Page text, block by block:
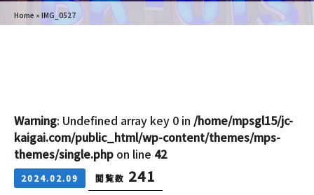
Home » IMG_0527
Warning: Undefined array key 0 in /home/mpsgl15/jc-
kaigai.com/public_html/wp-content/themes/mps-
themes/single.php on line 42
2024.02.09 閲覧数 241